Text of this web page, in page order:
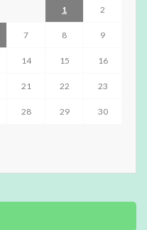
1 2
7 8 9
14 15 16
21 22 23
28 29 30